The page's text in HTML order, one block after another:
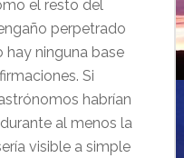
el resto del
perpetrado
hay ninguna base
Si
habrían
al menos la
visible a simple